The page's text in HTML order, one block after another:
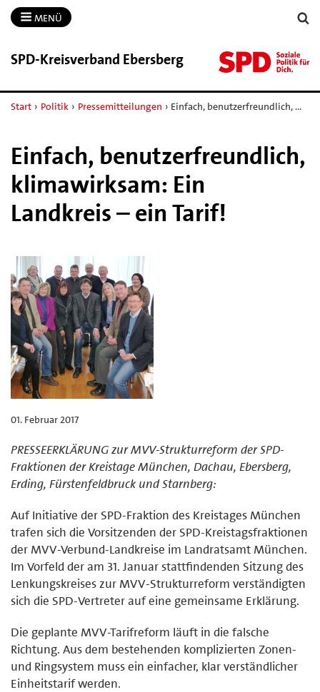
MENÜ
SPD-​Kreisverband Ebersberg
Start › Politik › Pressemitteilungen › Einfach, benutzerfreundlich, …
Einfach, benutzerfreundlich,
klimawirksam: Ein
Landkreis – ein Tarif!
01. Februar 2017
PRESSEERKLÄRUNG zur MVV-Strukturreform der SPD-
Fraktionen der Kreistage München, Dachau, Ebersberg,
Erding, Fürstenfeldbruck und Starnberg:
Auf Initiative der SPD-Fraktion des Kreistages München
trafen sich die Vorsitzenden der SPD-Kreistagsfraktionen
der MVV-Verbund-Landkreise im Landratsamt München.
Im Vorfeld der am 31. Januar stattfindenden Sitzung des
Lenkungskreises zur MVV-Strukturreform verständigten
sich die SPD-Vertreter auf eine gemeinsame Erklärung.
Die geplante MVV-Tarifreform läuft in die falsche
Richtung. Aus dem bestehenden komplizierten Zonen-
und Ringsystem muss ein einfacher, klar verständlicher
Einheitstarif werden.